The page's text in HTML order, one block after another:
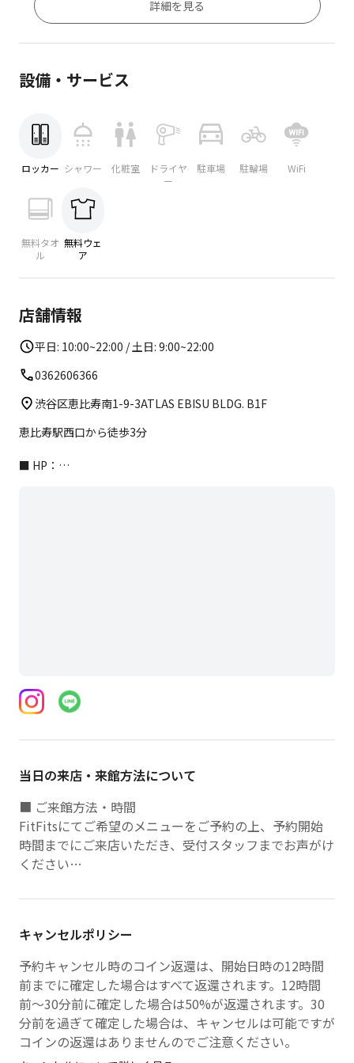
詳細を見る
設備・サービス
ロッカー シャワー 化粧室
ドライヤ
ー
駐車場 駐輪場 WiFi
無料タオ
ル
無料ウェ
ア
店舗情報
平日: 10:00~22:00 / 土日: 9:00~22:00
0362606366
渋谷区恵比寿南1-9-3ATLAS EBISU BLDG. B1F
恵比寿駅西口から徒歩3分
■ HP：
当日の来店・来館方法について
■ ご来館方法・時間
FitFitsにてご希望のメニューをご予約の上、予約開始
時間までにご来店いただき、受付スタッフまでお声がけ
ください
■ 手ぶらでご利用頂けます
・水
・ウェア
・レンタルシューズ
キャンセルポリシー
予約キャンセル時のコイン返還は、開始日時の12時間
前までに確定した場合はすべて返還されます。12時間
前〜30分前に確定した場合は50%が返還されます。30
分前を過ぎて確定した場合は、キャンセルは可能ですが
コインの返還はありませんのでご注意ください。